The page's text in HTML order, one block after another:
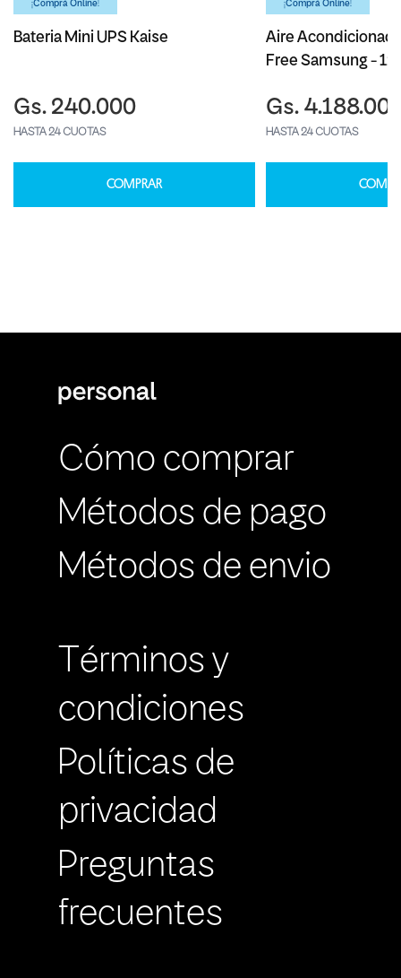
¡Comprá Online!
Bateria Mini UPS Kaise
Gs. 240.000
HASTA 24 CUOTAS
COMPRAR
¡Comprá Online!
Aire
Free Samsung -
Gs.
HASTA 24 CUOTAS
Cómo comprar
Métodos de pago
Métodos de envio
Términos y
condiciones
Políticas de
privacidad
Preguntas
frecuentes